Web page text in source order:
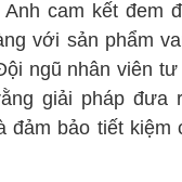
cam kết đem
với sản phẩm
ngũ nhân viên tư
giải pháp đưa
đảm bảo tiết kiệm